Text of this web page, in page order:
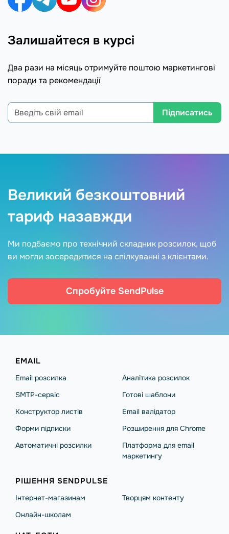
Залишайтеся в курсі
Два рази на місяць отримуйте поштою маркетингові
поради та рекомендації
Підписатись
Великий безкоштовний
тариф назавжди
Ми подбаємо про технічний складник розсилок, щоб
ви могли зосередитися на спілкуванні з клієнтами.
Спробуйте SendPulse
EMAIL
Email розсилка
SMTP-сервіс
Конструктор листів
Форми підписки
Автоматичні розсилки
Аналітика розсилок
Готові шаблони
Email валідатор
Розширення для Chrome
Платформа для email
маркетингу
РІШЕННЯ SENDPULSE
Інтернет-магазинам
Онлайн-школам
Творцям контенту